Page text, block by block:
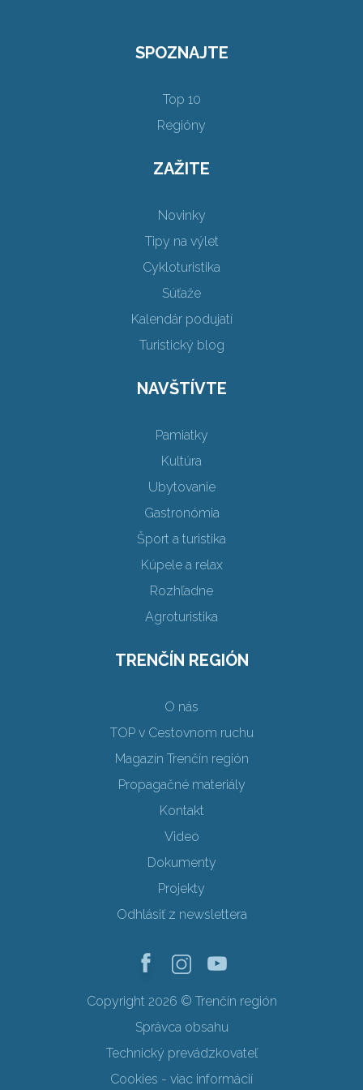
SPOZNAJTE
Top 10
Regióny
ZAŽITE
Novinky
Tipy na výlet
Cykloturistika
Súťaže
Kalendár podujatí
Turistický blog
NAVŠTÍVTE
Pamiatky
Kultúra
Ubytovanie
Gastronómia
Šport a turistika
Kúpele a relax
Rozhľadne
Agroturistika
TRENČÍN REGIÓN
O nás
TOP v Cestovnom ruchu
Magazín Trenčín región
Propagačné materiály
Kontakt
Video
Dokumenty
Projekty
Odhlásiť z newslettera
Copyright 2026 © Trenčín región
Správca obsahu
Technický prevádzkovateľ
Cookies - viac informácií